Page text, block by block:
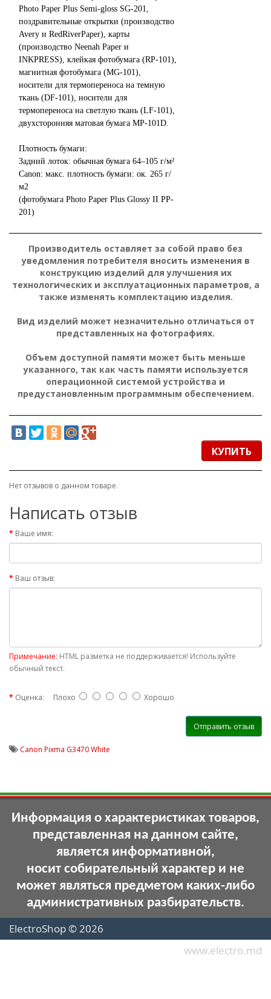
Photo Paper Plus Semi-gloss SG-201,
поздравительные открытки (производство
Avery и RedRiverPaper), карты
(производство Neenah Paper и
INKPRESS), клейкая фотобумага (RP-101),
магнитная фотобумага (MG-101),
носители для термопереноса на темную
ткань (DF-101), носители для
термопереноса на светлую ткань (LF-101),
двухсторонняя матовая бумага MP-101D.
Плотность бумаги:
Задний лоток: обычная бумага 64–105 г/м²
Canon: макс. плотность бумаги: ок. 265 г/
м2
(фотобумага Photo Paper Plus Glossy II PP-
201)
Производитель оставляет за собой право без
уведомления потребителя вносить изменения в
конструкцию изделий для улучшения их
технологических и эксплуатационных параметров, а
также изменять комплектацию изделия.
Вид изделий может незначительно отличаться от
представленных на фотографиях.
Объем доступной памяти может быть меньше
указанного, так как часть памяти используется
операционной системой устройства и
предустановленным программным обеспечением.
КУПИТЬ
Нет отзывов о данном товаре.
Написать отзыв
Ваше имя:
Ваш отзыв:
Примечание: HTML разметка не поддерживается! Используйте
обычный текст.
Оценка: Плохо Хорошо
Отправить отзыв
Canon Pixma G3470 White
Информация о характеристиках товаров,
представленная на данном сайте,
является информативной,
носит собирательный характер и не
может являться предметом каких-либо
административных разбирательств.
ElectroShop © 2026
www.electro.md